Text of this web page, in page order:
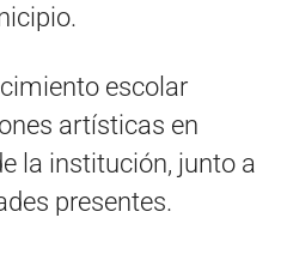
escolar
artísticas en
la institución, junto a
presentes.